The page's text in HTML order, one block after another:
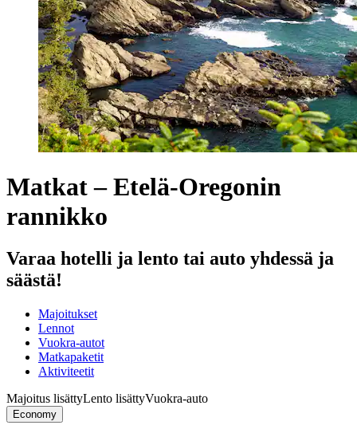
Matkat – Etelä-Oregonin
rannikko
Varaa hotelli ja lento tai auto yhdessä ja
säästä!
Majoitukset
Lennot
Vuokra-autot
Matkapaketit
Aktiviteetit
Majoitus lisättyLento lisättyVuokra-auto
Economy